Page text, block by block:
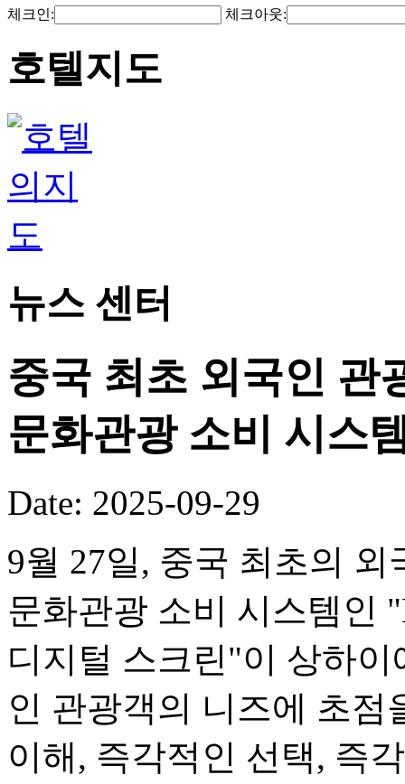
체크인: 체크아웃:
호텔지도
뉴스 센터
중국 최초 외국인 관
문화관광 소비 시스
Date: 2025-09-29
9월 27일, 중국 최초의
문화관광 소비 시스템인
디지털 스크린"이 상하
인 관광객의 니즈에 초
이해, 즉각적인 선택, 즉